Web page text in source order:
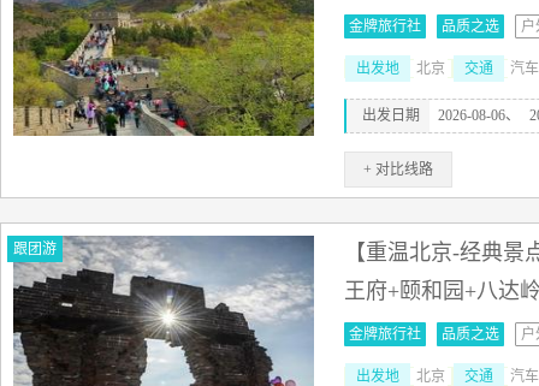
金牌旅行社 品质之选 户
出发地 北京 交通 汽
出发日期 2026-08-06、
+ 对比线路
跟团游
【重温北京-经典
王府+颐和园+八达
金牌旅行社 品质之选 户
出发地 北京 交通 汽